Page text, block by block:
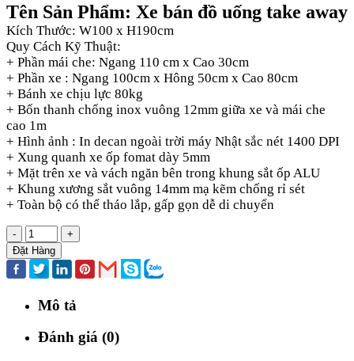
Tên Sản Phẩm: Xe bán đồ uống take away
Kích Thước: W100 x H190cm
Quy Cách Kỹ Thuật:
+ Phần mái che: Ngang 110 cm x Cao 30cm
+ Phần xe : Ngang 100cm x Hông 50cm x Cao 80cm
+ Bánh xe chịu lực 80kg
+ Bốn thanh chống inox vuông 12mm giữa xe và mái che
cao 1m
+ Hình ảnh : In decan ngoài trời máy Nhật sắc nét 1400 DPI
+ Xung quanh xe ốp fomat dày 5mm
+ Mặt trên xe và vách ngăn bên trong khung sắt ốp ALU
+ Khung xương sắt vuông 14mm mạ kẽm chống rỉ sét
+ Toàn bộ có thể tháo lắp, gấp gọn dễ di chuyển
-
+
Đặt Hàng
Mô tả
Đánh giá (0)